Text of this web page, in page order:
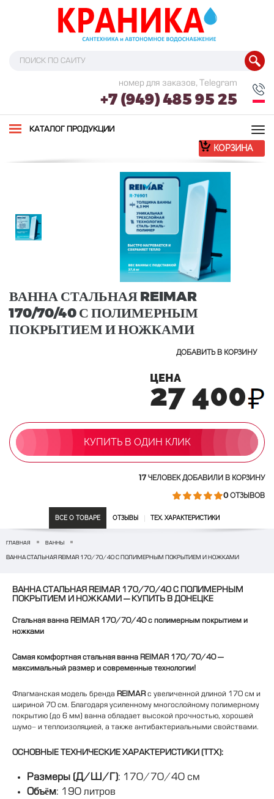
номер для заказов, Telegram
+7 (949) 485 95 25
КАТАЛОГ ПРОДУКЦИИ
КОРЗИНА
ВАННА СТАЛЬНАЯ REIMAR
170/70/40 С ПОЛИМЕРНЫМ
ПОКРЫТИЕМ И НОЖКАМИ
ДОБАВИТЬ В КОРЗИНУ
ЦЕНА
27 400
КУПИТЬ В ОДИН КЛИК
ВСЕ О ТОВАРЕ ОТЗЫВЫ ТЕХ. ХАРАКТЕРИСТИКИ
17 ЧЕЛОВЕК ДОБАВИЛИ В КОРЗИНУ
0ОТЗЫВОВ
ГЛАВНАЯ ВАННЫ
ВАННА СТАЛЬНАЯ REIMAR 170/70/40 С ПОЛИМЕРНЫМ ПОКРЫТИЕМ И НОЖКАМИ
ВАННА СТАЛЬНАЯ REIMAR 170/70/40 С ПОЛИМЕРНЫМ
ПОКРЫТИЕМ И НОЖКАМИ — КУПИТЬ В ДОНЕЦКЕ
Стальная ванна REIMAR 170/70/40 с полимерным покрытием и
ножками
Самая комфортная стальная ванна REIMAR 170/70/40 —
максимальный размер и современные технологии!
Флагманская модель бренда REIMARс увеличенной длиной 170 см и
шириной 70 см. Благодаря усиленному многослойному полимерному
покрытию (до 6 мм) ванна обладает высокой прочностью, хорошей
шумо- и теплоизоляцией, а также антибактериальными свойствами.
ОСНОВНЫЕ ТЕХНИЧЕСКИЕ ХАРАКТЕРИСТИКИ (ТТХ):
Размеры (Д/Ш/Г): 170/70/40 см
Объём: 190 литров